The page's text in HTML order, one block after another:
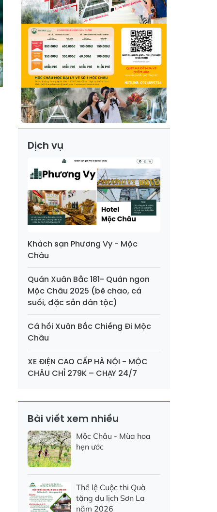
Dịch vụ
Khách sạn Phương Vy - Mộc
Châu
Quán Xuân Bắc 181- Quán ngon
Mộc Châu 2025 (bê chao, cá
suối, đặc sản dân tộc)
Cá hồi Xuân Bắc Chiềng Đi Mộc
Châu
XE ĐIỆN CAO CẤP HÀ NỘI - MỘC
CHÂU CHỈ 279K – CHẠY 24/7
Bài viết xem nhiều
Mộc Châu - Mùa hoa
hẹn ước
Thể lệ Cuộc thi Quà
tặng du lịch Sơn La
năm 2026